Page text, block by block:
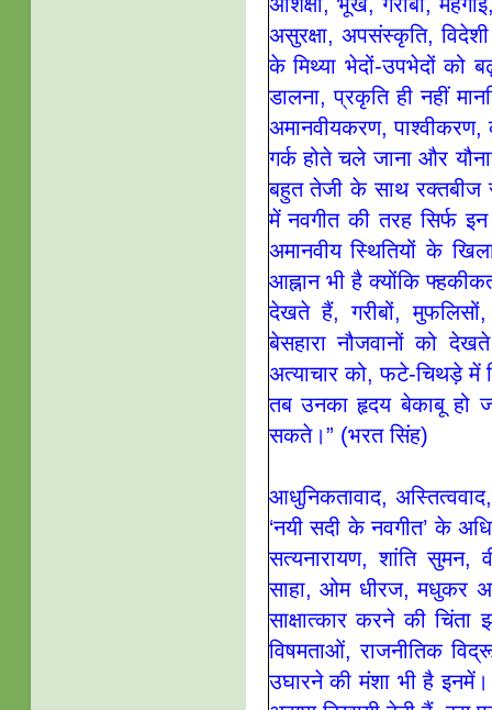
असुरक्षा, अपसंस्कृति,
के मिथ्या भेदों-उपभेदों को
डालना, प्रकृति ही नहीं
अमानवीयकरण,
गर्क होते चले जाना और
बहुत तेजी के साथ रक्तबीज
में नवगीत की तरह सिर्फ
अमानवीय स्थितियों के
आह्नान भी है क्योंकि
देखते हैं, गरीबों,
बेसहारा नौजवानों को
अत्याचार को, फटे-चिथड़े में
तब उनका हृदय बेकाबू हो
सकते।” (भरत सिंह)
आधुनिकतावाद,
‘नयी सदी के नवगीत’ के
सत्यनारायण, शांति सुमन,
साहा, ओम धीरज, मधुकर
साक्षात्कार करने की चिंता
विषमताओं, राजनीतिक
उघारने की मंशा भी है